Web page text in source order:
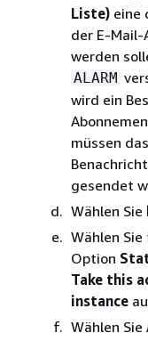
Liste) eine
der E-
werden
ALARM
wird ein
müssen
gesendet
Wählen Sie
Wählen
Option
Take this
instance
Wählen Sie